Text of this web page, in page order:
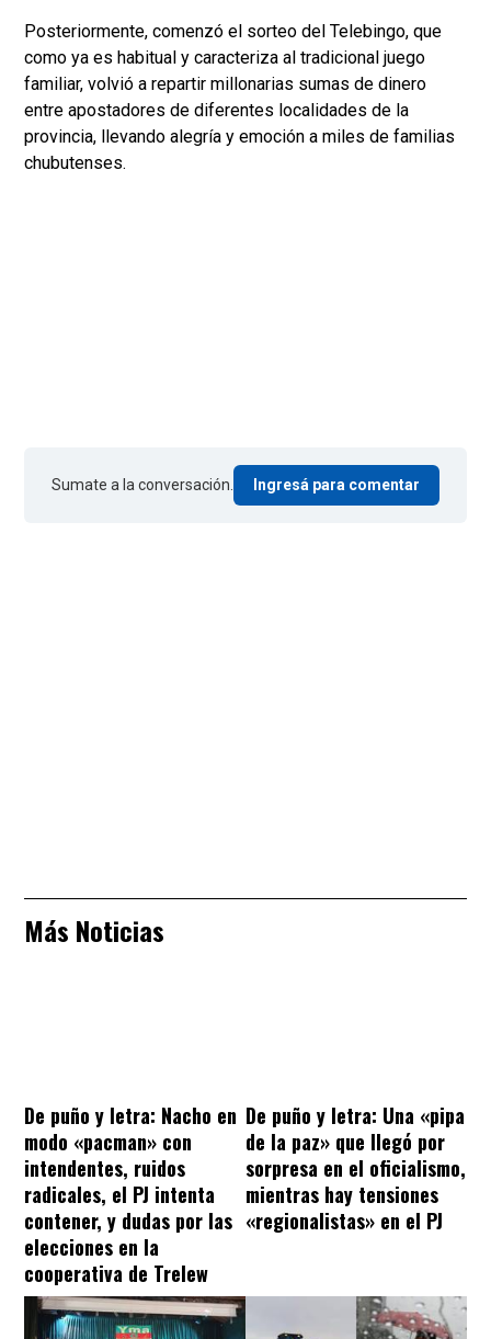
Posteriormente, comenzó el sorteo del Telebingo, que
como ya es habitual y caracteriza al tradicional juego
familiar, volvió a repartir millonarias sumas de dinero
entre apostadores de diferentes localidades de la
provincia, llevando alegría y emoción a miles de familias
chubutenses.
Sumate a la conversación. Ingresá para comentar
Más Noticias
De puño y letra: Nacho en
modo «pacman» con
intendentes, ruidos
radicales, el PJ intenta
contener, y dudas por las
elecciones en la
cooperativa de Trelew
De puño y letra: Una «pipa
de la paz» que llegó por
sorpresa en el oficialismo,
mientras hay tensiones
«regionalistas» en el PJ